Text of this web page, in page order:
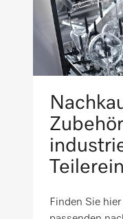
208
Außenmaß,
645
Nettogewicht
1,93
Bruttogewicht
2,27
Finden Sie